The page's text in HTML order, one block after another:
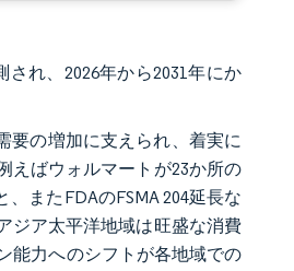
され、2026年から2031年にか
要の増加に支えられ、着実に
えばウォルマートが23か所の
またFDAのFSMA 204延長な
ジア太平洋地域は旺盛な消費
能力へのシフトが各地域での